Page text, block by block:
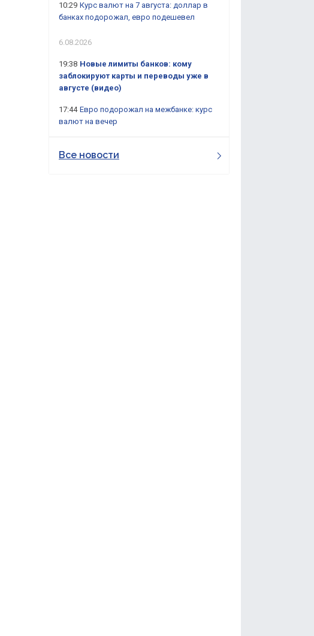
10:29 Курс валют на 7 августа: доллар в
банках подорожал, евро подешевел
6.08.2026
19:38 Новые лимиты банков: кому
заблокируют карты и переводы уже в
августе (видео)
17:44 Евро подорожал на межбанке: курс
валют на вечер
Все новости